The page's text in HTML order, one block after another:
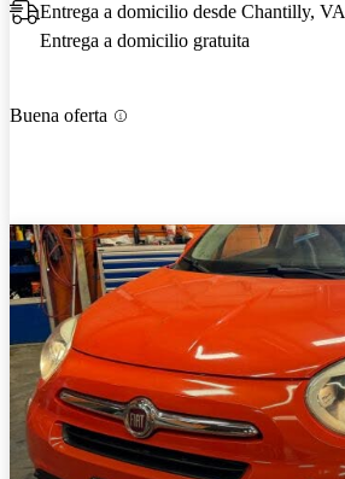
Entrega a domicilio desde Chantilly, VA
Entrega a domicilio gratuita
Buena oferta